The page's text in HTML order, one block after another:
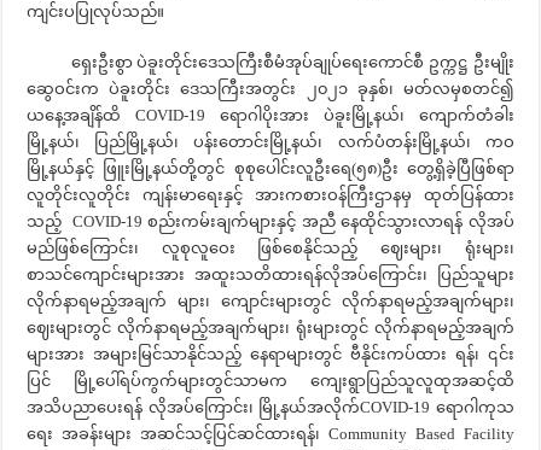
ကျင်းပပြုလုပ်သည်။
ရှေးဦးစွာ ပဲခူးတိုင်းဒေသကြီးစီမံအုပ်ချုပ်ရေးကောင်စီ ဥက္ကဋ္ဌ ဦးမျိုး
ဆွေဝင်းက ပဲခူးတိုင်း ဒေသကြီးအတွင်း ၂၀၂၁ ခုနှစ်၊ မတ်လမှစတင်၍
ယနေ့အချိန်ထိ COVID-19 ရောဂါပိုးအား ပဲခူးမြို့နယ်၊ ကျောက်တံခါး
မြို့နယ်၊ ပြည်မြို့နယ်၊ ပန်းတောင်းမြို့နယ်၊ လက်ပံတန်းမြို့နယ်၊ ကဝ
မြို့နယ်နှင့် ဖြူးမြို့နယ်တို့တွင် စုစုပေါင်းလူဦးရေ(၅၈)ဦး တွေ့ရှိခဲ့ပြီဖြစ်ရာ
လူတိုင်းလူတိုင်း ကျန်းမာရေးနှင့် အားကစားဝန်ကြီးဌာနမှ ထုတ်ပြန်ထား
သည့် COVID-19 စည်းကမ်းချက်များနှင့် အညီ နေထိုင်သွားလာရန် လိုအပ်
မည်ဖြစ်ကြောင်း၊ လူစုလူဝေး ဖြစ်စေနိုင်သည့် ဈေးများ၊ ရုံးများ၊
စာသင်ကျောင်းများအား အထူးသတိထားရန်လိုအပ်ကြောင်း၊ ပြည်သူများ
လိုက်နာရမည့်အချက် များ၊ ကျောင်းများတွင် လိုက်နာရမည့်အချက်များ၊
ဈေးများတွင် လိုက်နာရမည့်အချက်များ၊ ရုံးများတွင် လိုက်နာရမည့်အချက်
များအား အများမြင်သာနိုင်သည့် နေရာများတွင် ဗီနိုင်းကပ်ထား ရန်၊ ၎င်း
ပြင် မြို့ပေါ်ရပ်ကွက်များတွင်သာမက ကျေးရွာပြည်သူလူထုအဆင့်ထိ
အသိပညာပေးရန် လိုအပ်ကြောင်း၊ မြို့နယ်အလိုက်COVID-19 ရောဂါကုသ
ရေး အခန်းများ အဆင်သင့်ပြင်ဆင်ထားရန်၊ Community Based Facility